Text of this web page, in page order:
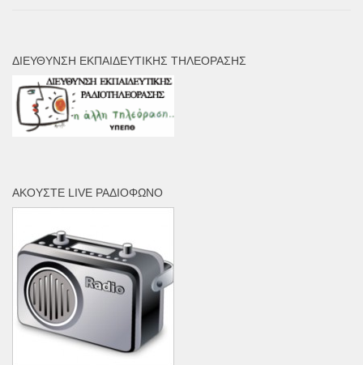
ΔΙΕΎΘΥΝΣΗ ΕΚΠΑΙΔΕΥΤΙΚΉΣ ΤΗΛΕΌΡΑΣΗΣ
ΑΚΟΎΣΤΕ LIVE ΡΑΔΙΌΦΩΝΟ